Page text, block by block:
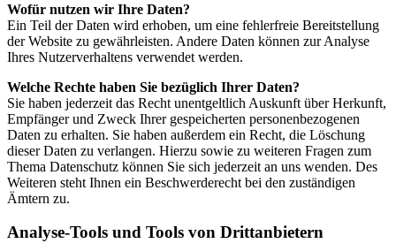
Wofür nutzen wir Ihre Daten?
Ein Teil der Daten wird erhoben, um eine fehlerfreie Bereitstellung
der Website zu gewährleisten. Andere Daten können zur Analyse
Ihres Nutzerverhaltens verwendet werden.
Welche Rechte haben Sie bezüglich Ihrer Daten?
Sie haben jederzeit das Recht unentgeltlich Auskunft über Herkunft,
Empfänger und Zweck Ihrer gespeicherten personenbezogenen
Daten zu erhalten. Sie haben außerdem ein Recht, die Löschung
dieser Daten zu verlangen. Hierzu sowie zu weiteren Fragen zum
Thema Datenschutz können Sie sich jederzeit an uns wenden. Des
Weiteren steht Ihnen ein Beschwerderecht bei den zuständigen
Ämtern zu.
Analyse-Tools und Tools von Drittanbietern